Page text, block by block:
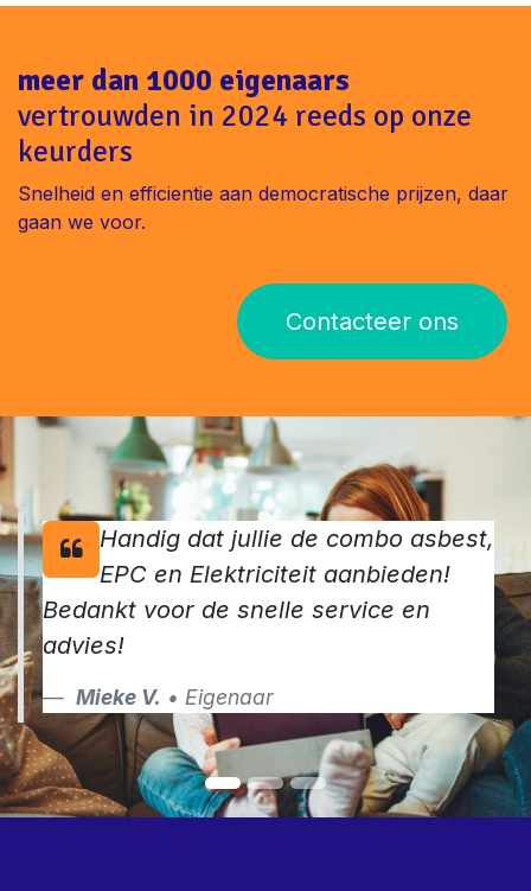
meer dan 1000 eigenaars
vertrouwden in 2024 reeds op onze
keurders
Snelheid en efficientie aan democratische prijzen, daar
gaan we voor.
Contacteer ons
Handig dat jullie de combo asbest,
EPC en Elektriciteit aanbieden!
Bedankt voor de snelle service en
advies!
Mieke V. • Eigenaar